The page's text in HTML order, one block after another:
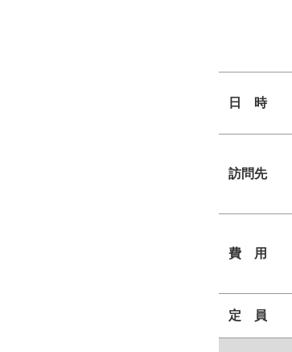
日 時
訪問先
費 用
定 員